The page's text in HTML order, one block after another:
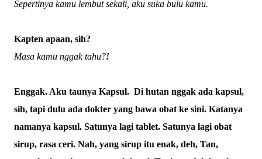
Sepertinya kamu lembut sekali, aku suka bulu kamu.
Kapten apaan, sih?
Masa kamu nggak tahu?!
Enggak. Aku taunya Kapsul. Di hutan nggak ada kapsul,
sih, tapi dulu ada dokter yang bawa obat ke sini. Katanya
namanya kapsul. Satunya lagi tablet. Satunya lagi obat
sirup, rasa ceri. Nah, yang sirup itu enak, deh, Tan,